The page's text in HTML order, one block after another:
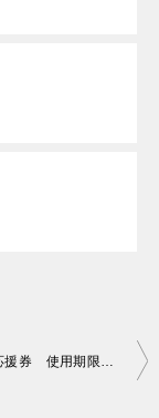
川崎じもと応援券 使用期限は3/31（木）